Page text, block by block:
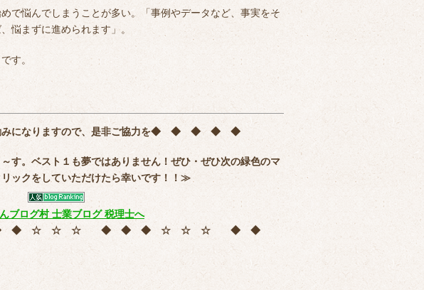
で悩んでしまうことが多い。「事例やデータなど、事実をそ
悩まずに進められます」。
す。
になりますので、是非ご協力を◆ ◆ ◆ ◆ ◆
す。ベスト１も夢ではありません！ぜひ・ぜひ次の緑色のマ
ックをしていただけたら幸いです！！≫
◆ ☆ ☆ ☆ ◆ ◆ ◆ ☆ ☆ ☆ ◆ ◆